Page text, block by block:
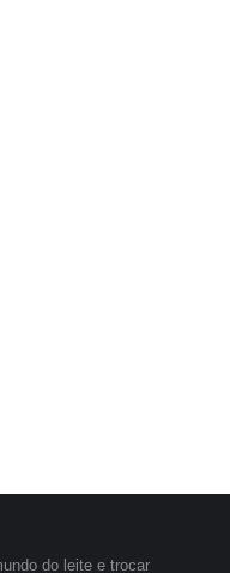
do leite e trocar